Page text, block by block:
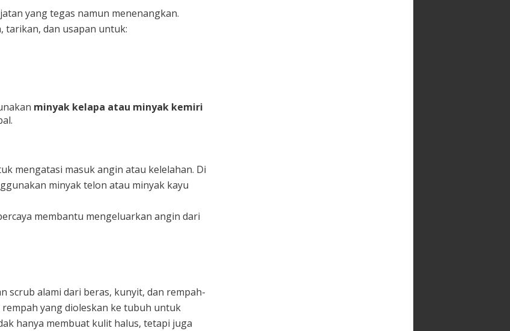
yang tegas namun menenangkan.
tarikan, dan usapan untuk:
minyak kelapa atau minyak kemiri
mengatasi masuk angin atau kelelahan. Di
minyak telon atau minyak kayu
membantu mengeluarkan angin dari
scrub alami dari beras, kunyit, dan rempah-
yang dioleskan ke tubuh untuk
hanya membuat kulit halus, tetapi juga